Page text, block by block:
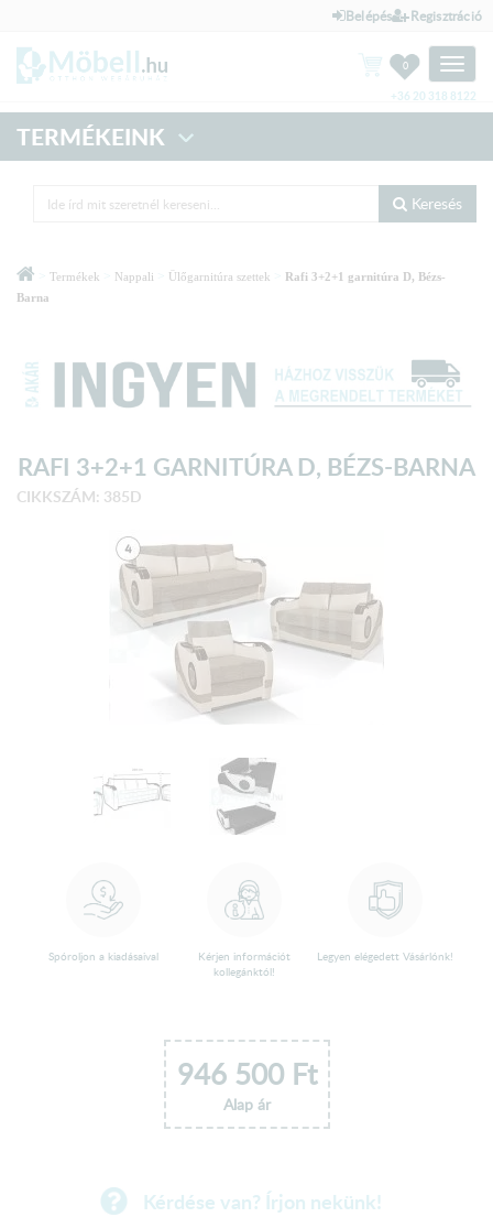
Belépés Regisztráció
Toggle
0
+36 20 318 8122
TERMÉKEINK
Keresés
Termékek Nappali Ülőgarnitúra szettek
Rafi 3+2+1 garnitúra D, Bézs-
Barna
RAFI 3+2+1 GARNITÚRA D, BÉZS-BARNA
CIKKSZÁM: 385D
Spóroljon a kiadásaival
Kérjen információt
kollegánktól!
Legyen elégedett Vásárlónk!
946 500Ft
Alap ár
Kérdése van? Írjon nekünk!